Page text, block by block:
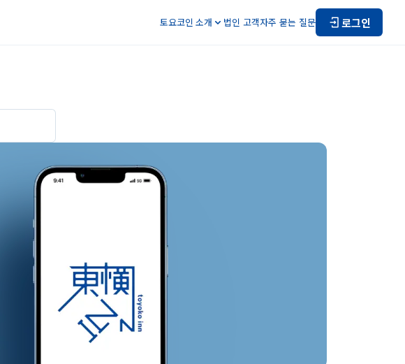
토요코인 소개 법인 고객자주 묻는 질문 로그인